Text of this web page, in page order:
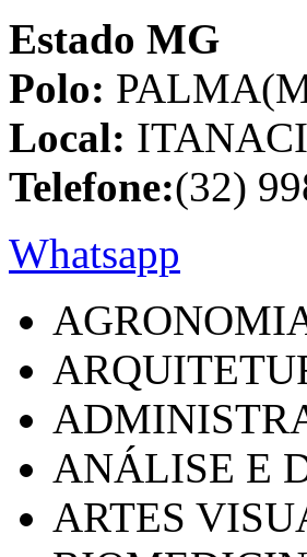
Estado MG
Polo:
Local:
Telefone:(32)
Whatsapp
ANÁLISE E
ARTES